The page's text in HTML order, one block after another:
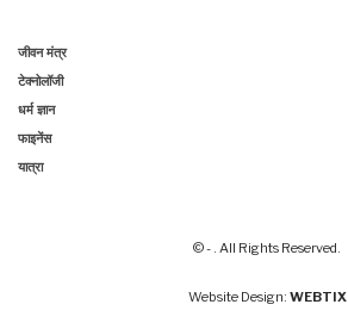
जीवन मंत्र
टेक्नोलॉजी
धर्म ज्ञान
फाइनेंस
यात्रा
© - . All Rights Reserved.
Website Design: WEBTIX